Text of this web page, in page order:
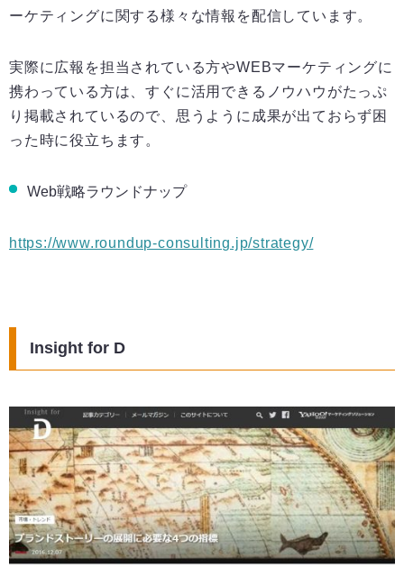
ーケティングに関する様々な情報を配信しています。
実際に広報を担当されている方やWEBマーケティングに
携わっている方は、すぐに活用できるノウハウがたっぷ
り掲載されているので、思うように成果が出ておらず困
った時に役立ちます。
Web戦略ラウンドナップ
https://www.roundup-consulting.jp/strategy/
Insight for D